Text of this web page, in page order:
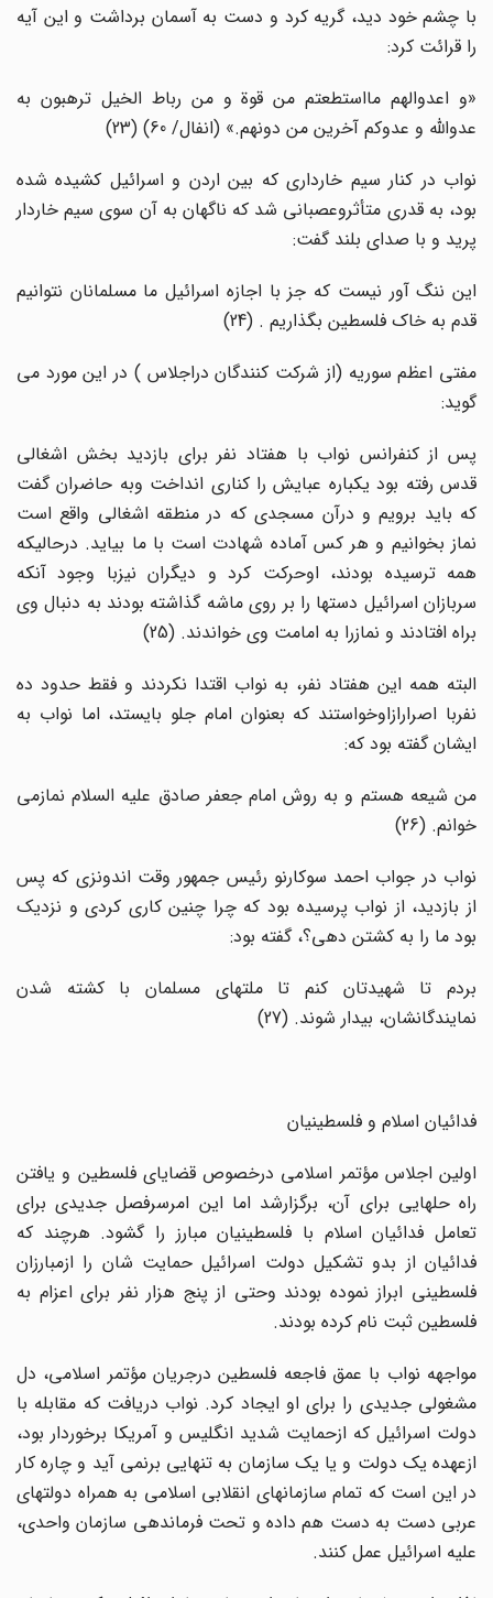
با چشم خود دید، گریه کرد و دست به آسمان برداشت و این آیه
را قرائت کرد:
«و اعدوالهم مااستطعتم من قوة و من رباط الخیل ترهبون به
عدوالله و عدوکم آخرین من دونهم.» (انفال/ 60) (23)
نواب در کنار سیم خارداری که بین اردن و اسرائیل کشیده شده
بود، به قدری متأثروعصبانی شد که ناگهان به آن سوی سیم خاردار
پرید و با صدای بلند گفت:
این ننگ آور نیست که جز با اجازه اسرائیل ما مسلمانان نتوانیم
قدم به خاک فلسطین بگذاریم . (24)
مفتی اعظم سوریه (از شرکت کنندگان دراجلاس ) در این مورد می
گوید:
پس از کنفرانس نواب با هفتاد نفر برای بازدید بخش اشغالی
قدس رفته بود یکباره عبایش را کناری انداخت وبه حاضران گفت
که باید برویم و درآن مسجدی که در منطقه اشغالی واقع است
نماز بخوانیم و هر کس آماده شهادت است با ما بیاید. درحالیکه
همه ترسیده بودند، اوحرکت کرد و دیگران نیزبا وجود آنکه
سربازان اسرائیل دستها را بر روی ماشه گذاشته بودند به دنبال وی
براه افتادند و نمازرا به امامت وی خواندند. (25)
البته همه این هفتاد نفر، به نواب اقتدا نکردند و فقط حدود ده
نفربا اصرارازاوخواستند که بعنوان امام جلو بایستد، اما نواب به
ایشان گفته بود که:
من شیعه هستم و به روش امام جعفر صادق علیه السلام نمازمی
خوانم. (26)
نواب در جواب احمد سوکارنو رئیس جمهور وقت اندونزی که پس
از بازدید، از نواب پرسیده بود که چرا چنین کاری کردی و نزدیک
بود ما را به کشتن دهی؟، گفته بود:
بردم تا شهیدتان کنم تا ملتهای مسلمان با کشته شدن
نمایندگانشان، بیدار شوند. (27)
فدائیان اسلام و فلسطینیان
اولین اجلاس مؤتمر اسلامی درخصوص قضایای فلسطین و یافتن
راه حلهایی برای آن، برگزارشد اما این امرسرفصل جدیدی برای
تعامل فدائیان اسلام با فلسطینیان مبارز را گشود. هرچند که
فدائیان از بدو تشکیل دولت اسرائیل حمایت شان را ازمبارزان
فلسطینی ابراز نموده بودند وحتی از پنج هزار نفر برای اعزام به
فلسطین ثبت نام کرده بودند.
مواجهه نواب با عمق فاجعه فلسطین درجریان مؤتمر اسلامی، دل
مشغولی جدیدی را برای او ایجاد کرد. نواب دریافت که مقابله با
دولت اسرائیل که ازحمایت شدید انگلیس و آمریکا برخوردار بود،
ازعهده یک دولت و یا یک سازمان به تنهایی برنمی آید و چاره کار
در این است که تمام سازمانهای انقلابی اسلامی به همراه دولتهای
عربی دست به دست هم داده و تحت فرماندهی سازمان واحدی،
علیه اسرائیل عمل کنند.